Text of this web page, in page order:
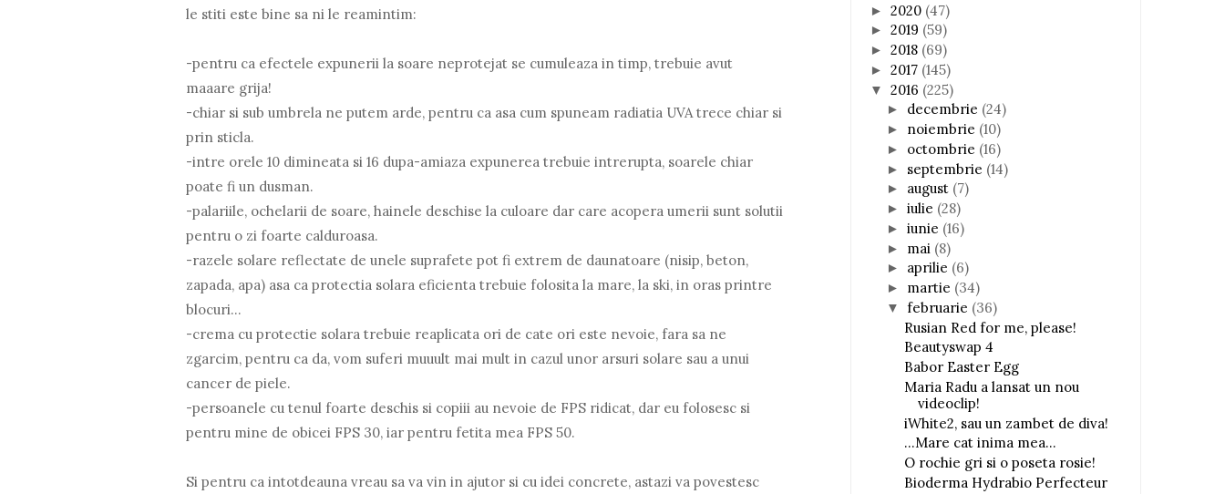
le stiti este bine sa ni le reamintim:
-pentru ca efectele expunerii la soare neprotejat se cumuleaza in timp, trebuie avut
maaare grija!
-chiar si sub umbrela ne putem arde, pentru ca asa cum spuneam radiatia UVA trece chiar si
prin sticla.
-intre orele 10 dimineata si 16 dupa-amiaza expunerea trebuie intrerupta, soarele chiar
poate fi un dusman.
-palariile, ochelarii de soare, hainele deschise la culoare dar care acopera umerii sunt solutii
pentru o zi foarte calduroasa.
-razele solare reflectate de unele suprafete pot fi extrem de daunatoare (nisip, beton,
zapada, apa) asa ca protectia solara eficienta trebuie folosita la mare, la ski, in oras printre
blocuri...
-crema cu protectie solara trebuie reaplicata ori de cate ori este nevoie, fara sa ne
zgarcim, pentru ca da, vom suferi muuult mai mult in cazul unor arsuri solare sau a unui
cancer de piele.
-persoanele cu tenul foarte deschis si copiii au nevoie de FPS ridicat, dar eu folosesc si
pentru mine de obicei FPS 30, iar pentru fetita mea FPS 50.
Si pentru ca intotdeauna vreau sa va vin in ajutor si cu idei concrete, astazi va povestesc
► 2020 (47)
► 2019 (59)
► 2018 (69)
► 2017 (145)
▼ 2016 (225)
► decembrie (24)
► noiembrie (10)
► octombrie (16)
► septembrie (14)
► august (7)
► iulie (28)
► iunie (16)
► mai (8)
► aprilie (6)
► martie (34)
▼ februarie (36)
Rusian Red for me, please!
Beautyswap 4
Babor Easter Egg
Maria Radu a lansat un nou
videoclip!
iWhite2, sau un zambet de diva!
...Mare cat inima mea...
O rochie gri si o poseta rosie!
Bioderma Hydrabio Perfecteur